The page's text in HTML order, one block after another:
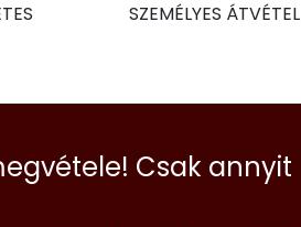
SZEMÉLYES ÁTVÉTEL
Csak annyit